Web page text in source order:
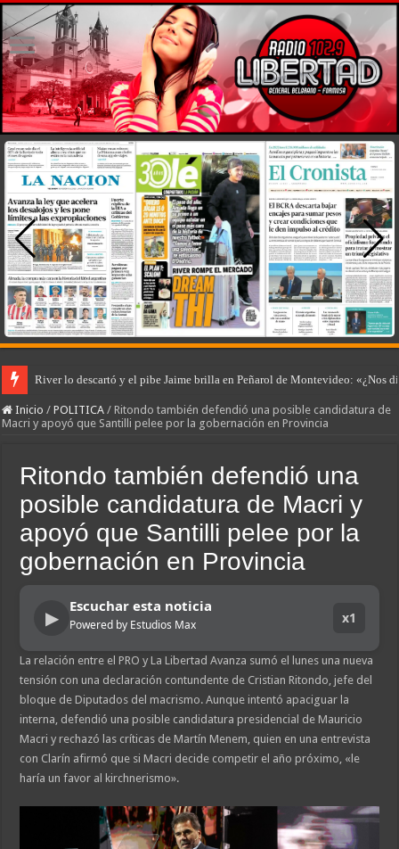
River lo descartó y el pibe Jaime brilla en Peñarol de Montevideo: «¿Nos
Inicio / POLITICA / Ritondo también defendió una posible candidatura de
Macri y apoyó que Santilli pelee por la gobernación en Provincia
Ritondo también defendió una
posible candidatura de Macri y
apoyó que Santilli pelee por la
gobernación en Provincia
▶
Escuchar esta noticia
Powered by Estudios Max x1
La relación entre el PRO y La Libertad Avanza sumó el lunes una nueva
tensión con una declaración contundente de Cristian Ritondo, jefe del
bloque de Diputados del macrismo. Aunque intentó apaciguar la
interna, defendió una posible candidatura presidencial de Mauricio
Macri y rechazó las críticas de Martín Menem, quien en una entrevista
con Clarín afirmó que si Macri decide competir el año próximo, «le
haría un favor al kirchnerismo».